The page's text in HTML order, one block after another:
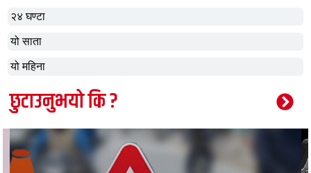
२४ घण्टा
यो साता
यो महिना
छुटाउनुभयो कि ?